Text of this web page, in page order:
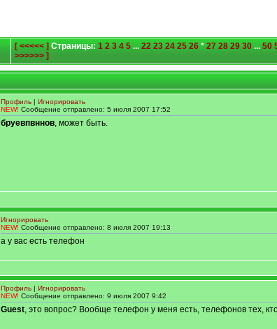
[ <<<<< ] Страницы: 1 2 3 4 5... 22 23 24 25 26* 27 28 29 30... 50
>>>>>> ]
Профиль| Игнорировать
NEW! Сообщение отправлено: 5 июля 2007 17:52
бруевпвннов, может быть.
Игнорировать
NEW! Сообщение отправлено: 8 июля 2007 19:13
а у вас есть телефон
Профиль| Игнорировать
NEW! Сообщение отправлено: 9 июля 2007 9:42
Guest, это вопрос? Вообще телефон у меня есть, телефонов тех,